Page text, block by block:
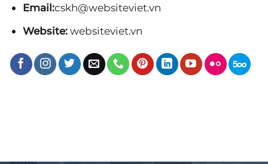
Email:cskh@websiteviet.vn
Website:websiteviet.vn